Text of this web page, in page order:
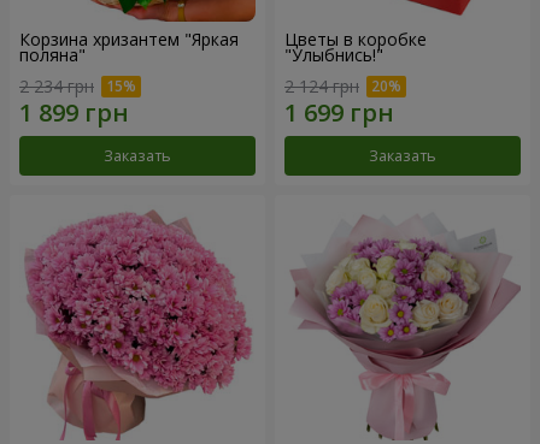
Корзина хризантем "Яркая
поляна"
2 234 грн
Заказать
Цветы в коробке
"Улыбнись!"
2 124 грн
Заказать